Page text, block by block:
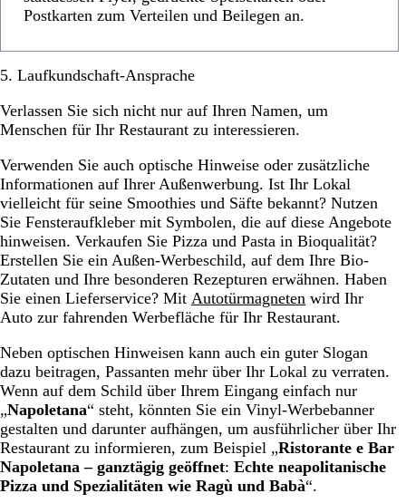
Postkarten zum Verteilen und Beilegen an.
5. Laufkundschaft-Ansprache
Verlassen Sie sich nicht nur auf Ihren Namen, um
Menschen für Ihr Restaurant zu interessieren.
Verwenden Sie auch optische Hinweise oder zusätzliche
Informationen auf Ihrer Außenwerbung. Ist Ihr Lokal
vielleicht für seine Smoothies und Säfte bekannt? Nutzen
Sie Fensteraufkleber mit Symbolen, die auf diese Angebote
hinweisen. Verkaufen Sie Pizza und Pasta in Bioqualität?
Erstellen Sie ein Außen-Werbeschild, auf dem Ihre Bio-
Zutaten und Ihre besonderen Rezepturen erwähnen. Haben
Sie einen Lieferservice? Mit Autotürmagneten wird Ihr
Auto zur fahrenden Werbefläche für Ihr Restaurant.
Neben optischen Hinweisen kann auch ein guter Slogan
dazu beitragen, Passanten mehr über Ihr Lokal zu verraten.
Wenn auf dem Schild über Ihrem Eingang einfach nur
„Napoletana“ steht, könnten Sie ein Vinyl-Werbebanner
gestalten und darunter aufhängen, um ausführlicher über Ihr
Restaurant zu informieren, zum Beispiel „Ristorante e Bar
Napoletana – ganztägig geöffnet: Echte neapolitanische
Pizza und Spezialitäten wie Ragù und Babà“.